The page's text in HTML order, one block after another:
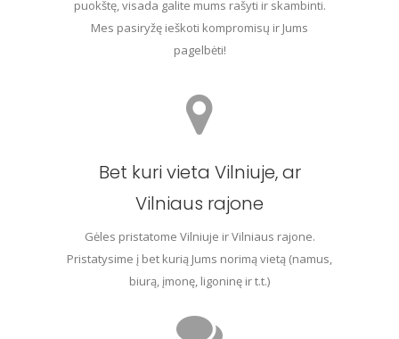
puokštę, visada galite mums rašyti ir skambinti.
Mes pasiryžę ieškoti kompromisų ir Jums
pagelbėti!
Bet kuri vieta Vilniuje, ar
Vilniaus rajone
Gėles pristatome Vilniuje ir Vilniaus rajone.
Pristatysime į bet kurią Jums norimą vietą (namus,
biurą, įmonę, ligoninę ir t.t.)